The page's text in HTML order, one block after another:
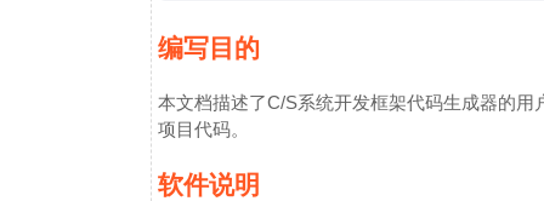
编写目的
本文档描述了C/S系统开发框架代码生成器的
项目代码。
软件说明